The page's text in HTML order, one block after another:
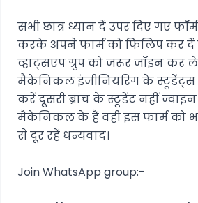
सभी छात्र ध्यान दें उपर दिए गए
करके अपने फार्म को फिलिप कर
व्हाट्सएप ग्रुप को जरूर जॉइन कर
मैकेनिकल इंजीनियरिंग के स्टूडेंट्स
करें दूसरी ब्रांच के स्टूडेंट नहीं
मैकेनिकल के हैं वही इस फार्म को
से दूर रहें धन्यवाद।
Join WhatsApp group:-